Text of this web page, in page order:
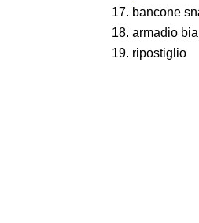
bancone
armadio
ripostiglio